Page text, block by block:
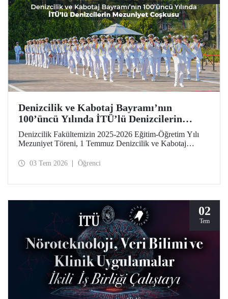
Denizcilik ve Kabotaj Bayramı’nın
100’üncü Yılında İTÜ’lü Denizcilerin
Mezuniyet Coşkusu
Denizcilik Fakültemizin 2025-2026 Eğitim-Öğretim Yılı
Mezuniyet Töreni, 1 Temmuz Denizcilik ve Kabotaj
düzenlendi. İTÜ’lüler, mezuniyet sevinçlerini aileleriyle ve
03 Tem 2026 Öğrenci
02
Tem